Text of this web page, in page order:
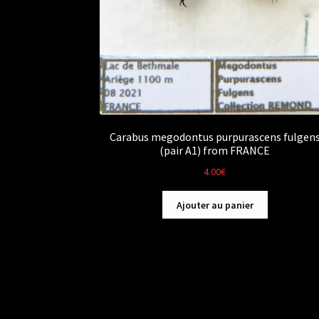
Carabus megodontus purpurascens
(pair A1) from FRANCE
4.00€
Ajouter au panier